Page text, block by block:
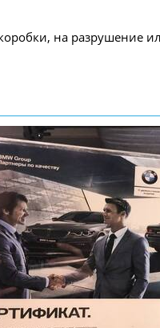
на разрушение